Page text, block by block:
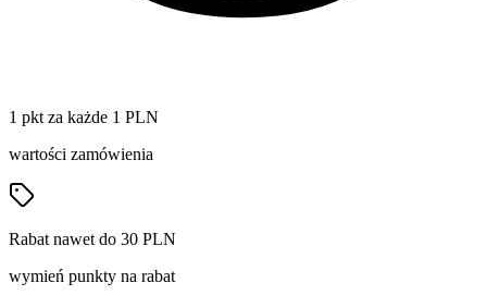
1 pkt za każde 1 PLN
wartości zamówienia
Rabat nawet do 30 PLN
wymień punkty na rabat